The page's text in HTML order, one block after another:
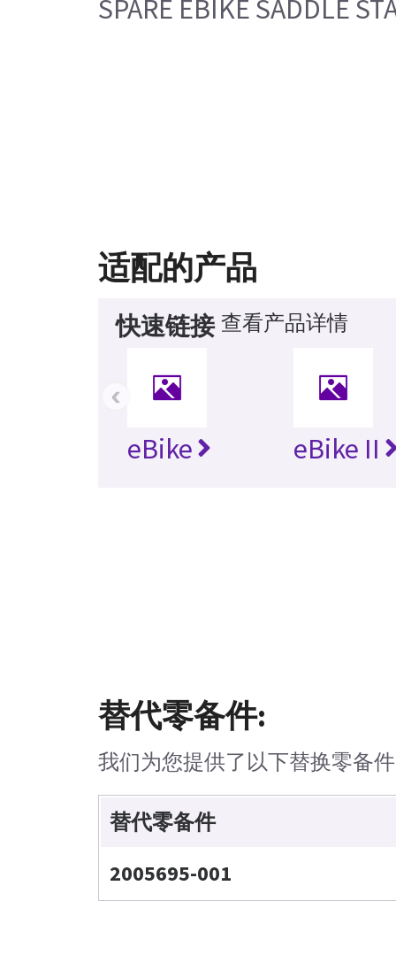
SPARE EBIKE SADDLE
适配的产品
快速链接 查看产品详情
eBike eBike II
‹
替代零备件:
我们为您提供了以下替换零备
替代零备件
2005695-001